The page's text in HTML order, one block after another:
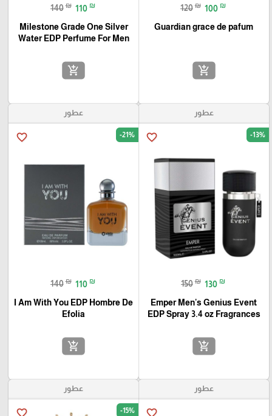
120 ₪ 100 ₪
Guardian grace de pafum
add_shopping_cart
140 ₪ 110 ₪
Milestone Grade One Silver
Water EDP Perfume For Men‏
add_shopping_cart
عطور
favorite_border -13%
150 ₪ 130 ₪
Emper Men's Genius Event
EDP Spray 3.4 oz Fragrances
add_shopping_cart
عطور
favorite_border -21%
140 ₪ 110 ₪
I Am With You EDP Hombre De
Efolia
add_shopping_cart
عطور
favorite_border
عطور
favorite_border -15%